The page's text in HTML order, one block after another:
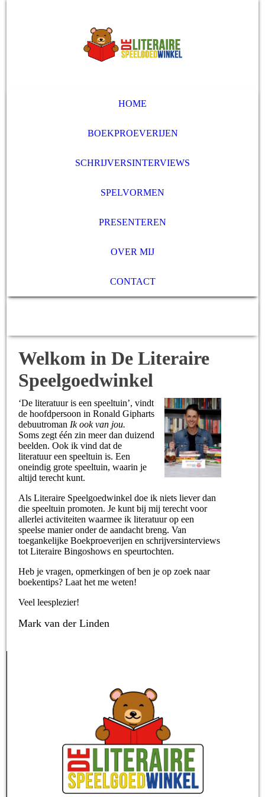
HOME
BOEKPROEVERIJEN
SCHRIJVERSINTERVIEWS
SPELVORMEN
PRESENTEREN
OVER MIJ
CONTACT
Welkom in De Literaire
Speelgoedwinkel
‘De literatuur is een speeltuin’, vindt
de hoofdpersoon in Ronald Gipharts
debuutroman Ik ook van jou.
Soms zegt één zin meer dan duizend
beelden. Ook ik vind dat de
literatuur een speeltuin is. Een
oneindig grote speeltuin, waarin je
altijd terecht kunt.
Als Literaire Speelgoedwinkel doe ik niets liever dan
die speeltuin promoten. Je kunt bij mij terecht voor
allerlei activiteiten waarmee ik literatuur op een
speelse manier onder de aandacht breng. Van
toegankelijke Boekproeverijen en schrijversinterviews
tot Literaire Bingoshows en speurtochten.
Heb je vragen, opmerkingen of ben je op zoek naar
boekentips? Laat het me weten!
Veel leesplezier!
Mark van der Linden